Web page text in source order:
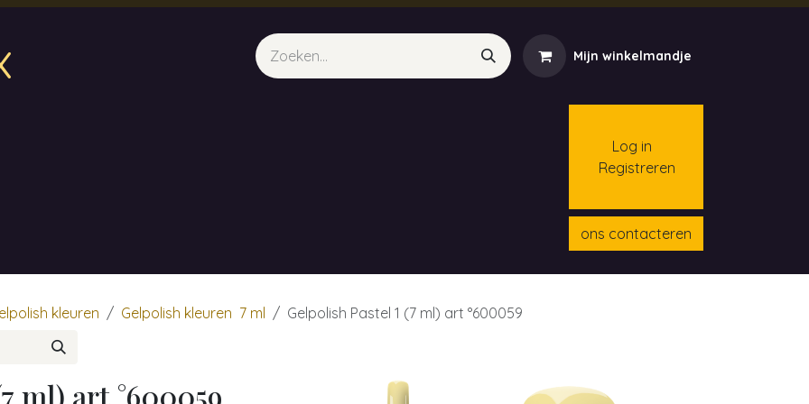
Mijn winkelmandje
Log in
Registreren
ons contacteren
kleuren Gelpolish kleuren 7 ml Gelpolish Pastel 1 (7 ml) art °600059
ml) art °600059